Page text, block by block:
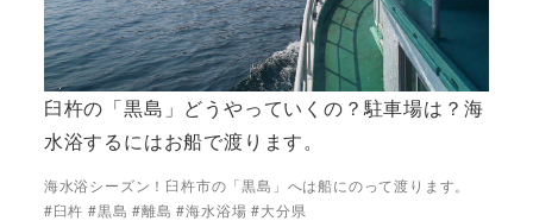
臼杵の「黒島」どうやっていくの？駐車場は？海
水浴するにはお船で渡ります。
海水浴シーズン！臼杵市の「黒島」へは船にのって渡ります。
#臼杵 #黒島 #離島 #海水浴場 #大分県